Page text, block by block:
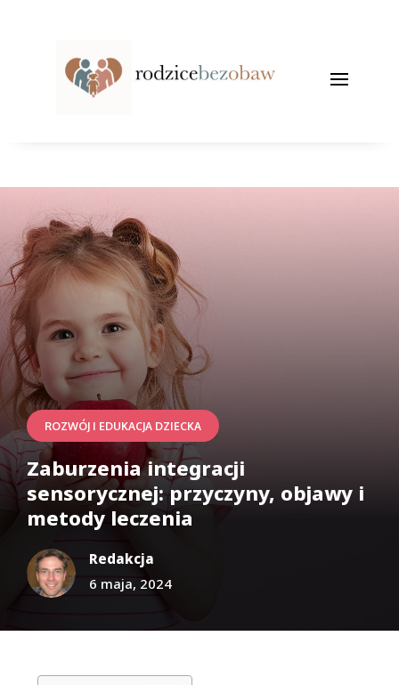
ROZWÓJ I EDUKACJA DZIECKA
Zaburzenia integracji
sensorycznej: przyczyny, objawy i
metody leczenia
Redakcja
6 maja, 2024